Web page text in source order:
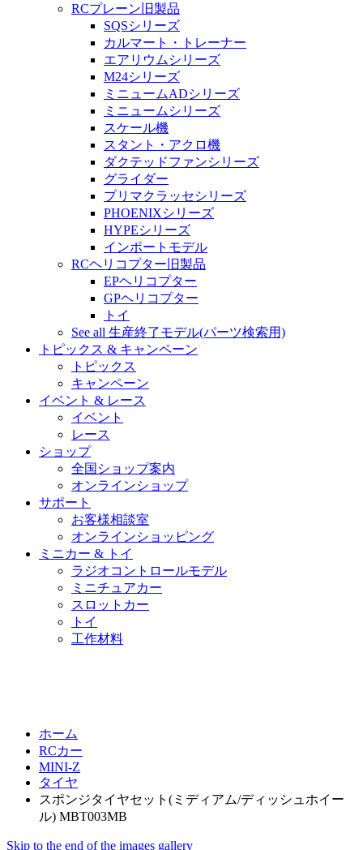
RCプレーン旧製品
SQSシリーズ
カルマート・トレーナー
エアリウムシリーズ
M24シリーズ
ミニュームADシリーズ
ミニュームシリーズ
スケール機
スタント・アクロ機
ダクテッドファンシリーズ
グライダー
プリマクラッセシリーズ
PHOENIXシリーズ
HYPEシリーズ
インポートモデル
RCヘリコプター旧製品
EPヘリコプター
GPヘリコプター
トイ
See all 生産終了モデル(パーツ検索用)
トピックス & キャンペーン
トピックス
キャンペーン
イベント & レース
イベント
レース
ショップ
全国ショップ案内
オンラインショップ
サポート
お客様相談室
オンラインショッピング
ミニカー & トイ
ラジオコントロールモデル
ミニチュアカー
スロットカー
トイ
工作材料
ホーム
RCカー
MINI-Z
タイヤ
スポンジタイヤセット(ミディアム/ディッシュホイー
ル) MBT003MB
Skip to the end of the images gallery